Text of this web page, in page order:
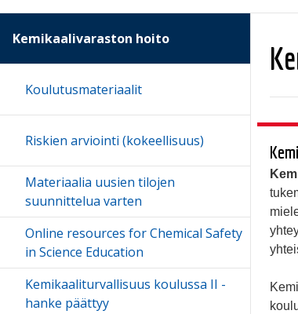
Kemikaalivaraston hoito
Koulutusmateriaalit
Riskien arviointi (kokeellisuus)
Materiaalia uusien tilojen
suunnittelua varten
Online resources for Chemical Safety
in Science Education
Kemikaaliturvallisuus koulussa II -
hanke päättyy